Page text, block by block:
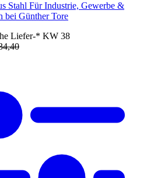
Stahl Für Industrie, Gewerbe &
bei Günther Tore
Liefer-* KW 38